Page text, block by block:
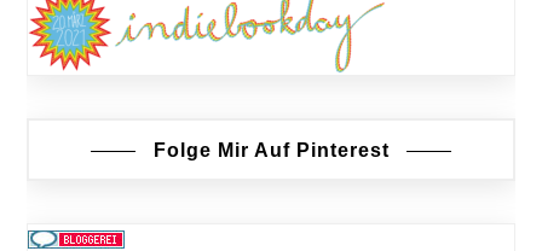
Folge Mir Auf Pinterest